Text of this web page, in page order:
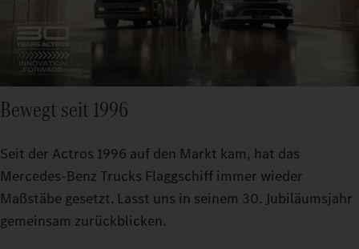
Bewegt seit 1996
Seit der Actros 1996 auf den Markt kam, hat das
Mercedes-Benz Trucks Flaggschiff immer wieder
Maßstäbe gesetzt. Lasst uns in seinem 30. Jubiläumsjahr
gemeinsam zurückblicken.